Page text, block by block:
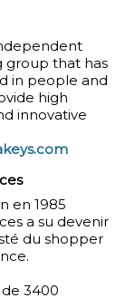
group that has
in people and
high
innovative
en 1985
a su devenir
du shopper
3400